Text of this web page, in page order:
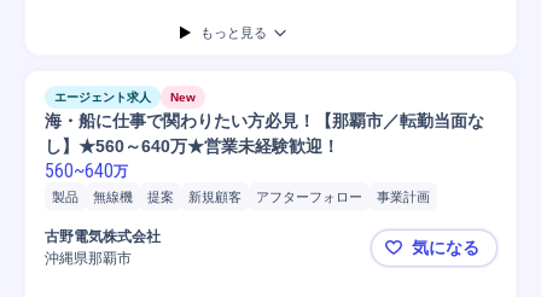
もっと見る
エージェント求人 New
海・船に仕事で関わりたい方必見！【那覇市／転勤当面な
し】★560～640万★営業未経験歓迎！
560~640万
製品 無線機 提案 新規顧客 アフターフォロー
事業計画
問い合わせ対応
SCM/生産管理/購買/物流
法人営業
接客
古野電気株式会社
沖縄県那覇市
海・船に仕
気になる